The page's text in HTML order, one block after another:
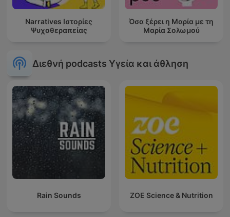
Narratives Ιστορίες
Ψυχοθεραπείας
Όσα ξέρει η Μαρία με τη
Μαρία Σολωμού
Διεθνή podcasts Υγεία και άθληση
Rain Sounds ZOE Science & Nutrition